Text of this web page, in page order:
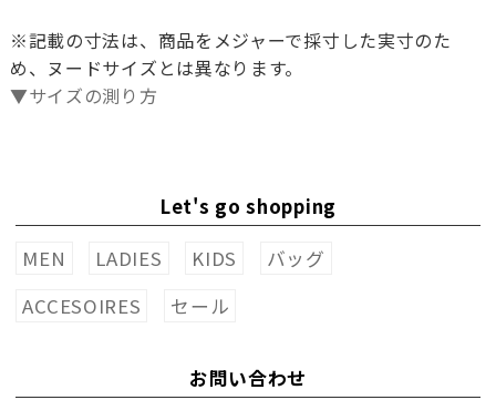
※記載の寸法は、商品をメジャーで採寸した実寸のた
め、ヌードサイズとは異なります。
▼サイズの測り方
Let's go shopping
MEN
LADIES KIDS
バッグ
ACCESOIRES
セール
お問い合わせ